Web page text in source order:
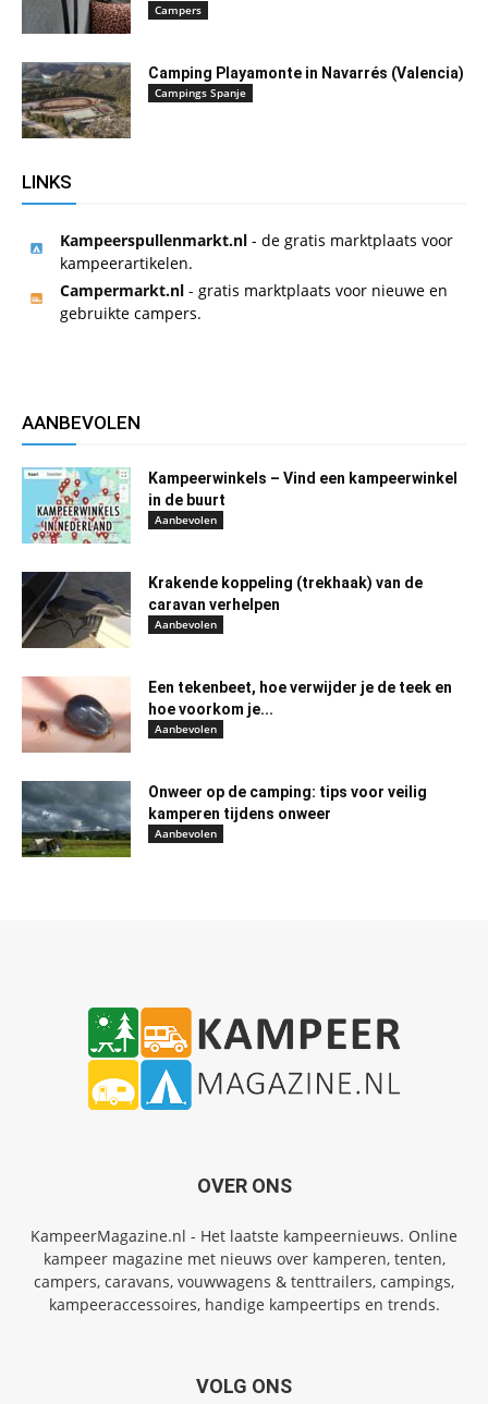
Campers
Camping Playamonte in Navarrés (Valencia)
Campings Spanje
LINKS
Kampeerspullenmarkt.nl - de gratis marktplaats voor
kampeerartikelen.
Campermarkt.nl - gratis marktplaats voor nieuwe en
gebruikte campers.
AANBEVOLEN
Kampeerwinkels – Vind een kampeerwinkel
in de buurt
Aanbevolen
Krakende koppeling (trekhaak) van de
caravan verhelpen
Aanbevolen
Een tekenbeet, hoe verwijder je de teek en
hoe voorkom je...
Aanbevolen
Onweer op de camping: tips voor veilig
kamperen tijdens onweer
Aanbevolen
OVER ONS
KampeerMagazine.nl - Het laatste kampeernieuws. Online
kampeer magazine met nieuws over kamperen, tenten,
campers, caravans, vouwwagens & tenttrailers, campings,
kampeeraccessoires, handige kampeertips en trends.
VOLG ONS